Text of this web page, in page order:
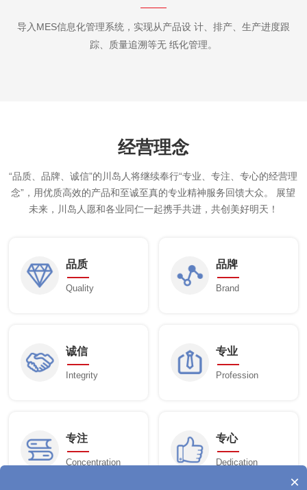
导入MES信息化管理系统，实现从产品设 计、排产、生产进度跟
踪、质量追溯等无 纸化管理。
经营理念
“品质、品牌、诚信”的川岛人将继续奉行“专业、专注、专心的经营理
念”，用优质高效的产品和至诚至真的专业精神服务回馈大众。 展望
未来，川岛人愿和各业同仁一起携手共进，共创美好明天！
品质
Quality
品牌
Brand
诚信
Integrity
专业
Profession
专注
Concentration
专心
Dedication
×